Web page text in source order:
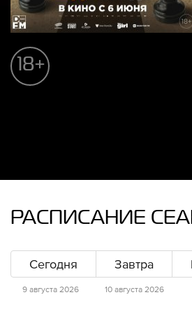
18+
РАСПИСАНИЕ
Сегодня
9 августа 2026
Завтра
10 августа 2026